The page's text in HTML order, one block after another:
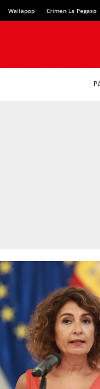
Wallapop Crimen La Pegaso